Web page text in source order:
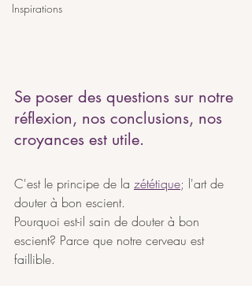
Inspirations
Se poser des questions sur notre
réflexion, nos conclusions, nos
croyances est utile.
C'est le principe de la zététique; l'art de
douter à bon escient.
Pourquoi est-il sain de douter à bon
escient? Parce que notre cerveau est
faillible.